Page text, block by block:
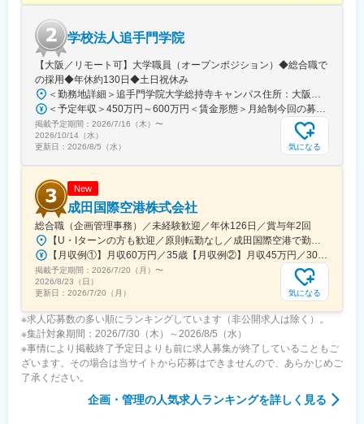
変更の範囲：当社業務全般
学校法人追手門学院
【大阪／リモート可】大学職員（オープンポジション）◆総合職で
の採用◆年休約130日◆土日祝休み
＜勤務地詳細＞追手門学院大学総持寺キャンパス住所：大阪府茨木市太田東芝町1-1 受動喫煙対策：屋内全面禁煙変更の範囲：会社の定める事業所
＜予定年収＞450万円～600万円＜賃金形態＞月給制今回の募集における初年度の最低保証額です。経験年数によって決定します。＜賃金内訳＞月額（基本給）：262,900円～328,700円＜月給＞262,900円～328,700円＜昇給有無＞有＜残業手当＞有＜給与補足＞年収は賞与込(※残業代は含まれていません。)賞与は今年度実績で年間5ヶ月分支給されています。賃金はあくまでも目安の金額であり、選考を通じて上下する可能性があります。月給(月額)は固定手当を含めた表記です。
掲載予定期間： 2026/7/16（木） 〜
2026/10/14（水）
更新日： 2026/8/5（水） 気になる
New
成田国際空港株式会社
総合職（企画管理事務）／未経験歓迎／年休126日／賞与年2回
【U・Iターンの方も歓迎／原則転勤なし／成田国際空港で勤務】■千葉県成田市古込字古込1-1受動喫煙対策：オフィス内禁煙・分煙※自動車通勤：可能（必要条件を満たしている場合のみ）
【月収例①】月収60万円／35歳【月収例②】月収45万円／30歳【月収例③】月収41万円／25歳※各種手当(残業手当、住居手当、通勤手当等)込みの金額です。※別途賞与が年２回支給されます。※個人差がある旨、ご承知おきください。<月給>【初任給（大卒）】月給27万8600円＋各種手当(残業手当、住居手当、通勤手当等)＋賞与年2回【初任給（院卒）】月給30万500円＋各種手当(残業手当、住居手当、通勤手当等)＋賞与年2回※上記は新卒初任給です。経験やスキルを考慮して決定いたします。
掲載予定期間： 2026/7/20（月） 〜
2026/8/23（日）
更新日： 2026/7/20（月） 気になる
※求人応募数の多い順にランキングしています（非公開求人は除く）。
※集計対象期間：2026/7/30（木）～2026/8/5（水）
※事情により掲載終了予定日よりも前に求人募集が終了していることもご
ざいます。その場合は当サイトから応募はできませんので、あらかじめご
了承ください。
企画・管理の人気求人ランキングを詳しく見る